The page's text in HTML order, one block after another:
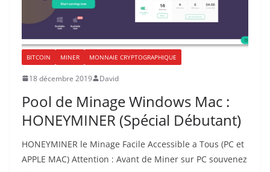
BITCOIN MINER MONNAIE CRYPTOGRAPHIQUE
18 décembre 2019 David
Pool de Minage Windows Mac :
HONEYMINER (Spécial Débutant)
HONEYMINER le Minage Facile Accessible a Tous (PC et
APPLE MAC) Attention : Avant de Miner sur PC souvenez